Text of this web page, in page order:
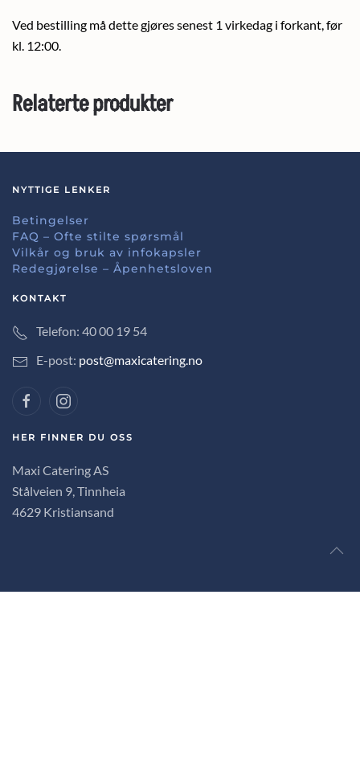
Ved bestilling må dette gjøres senest 1 virkedag i forkant, før
kl. 12:00.
Relaterte produkter
NYTTIGE LENKER
Betingelser
FAQ – Ofte stilte spørsmål
Vilkår og bruk av infokapsler
Redegjørelse – Åpenhetsloven
KONTAKT
Telefon: 40 00 19 54
E-post: post@maxicatering.no
HER FINNER DU OSS
Maxi Catering AS
Stålveien 9, Tinnheia
4629 Kristiansand